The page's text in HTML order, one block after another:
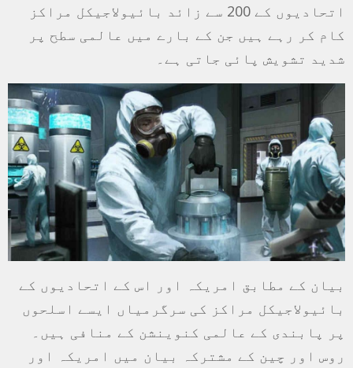
اتحادیوں کے 200 سے زائد بائیولاجیکل مراکز
کام کر رہے ہیں جن کے بارے میں عالمی سطح پر
شدید تشویش پائی جاتی ہے۔
بیان کے مطابق امریکہ اور اس کے اتحادیوں کے
بائیولاجیکل مراکز کی سرگرمیاں ایسے اسلحوں
پر پابندی کے عالمی کنوینشن کے منافی ہیں۔
روس اور چین کے مشترکہ بیان میں امریکہ اور